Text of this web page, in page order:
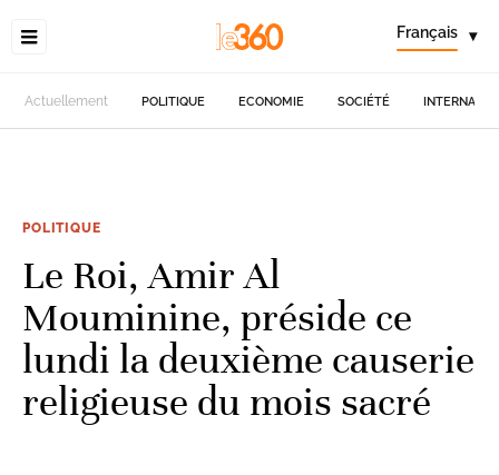
Français ▾
Actuellement POLITIQUE ECONOMIE SOCIÉTÉ
POLITIQUE
Le Roi, Amir Al
Mouminine, préside ce
lundi la deuxième causerie
religieuse du mois sacré